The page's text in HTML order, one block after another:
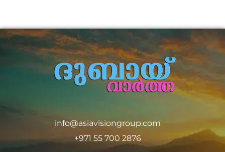
info@asiavisiongroup.com
+971 55 700 2876